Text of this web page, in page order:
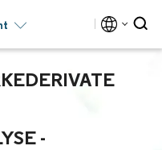
- W